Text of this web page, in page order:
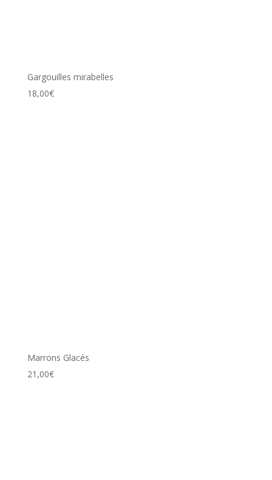
Gargouilles mirabelles
18,00€
Marrons Glacés
21,00€